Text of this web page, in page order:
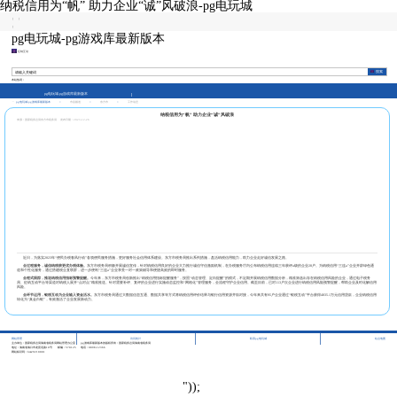
纳税信用为“帆” 助力企业“诚”风破浪-pg电玩城
| |
|
pg电玩城-pg游戏库最新版本
征纳互动
本站热词：
pg电玩城-pg游戏库最新版本
pg电玩城-pg游戏库最新版本 市县频道 东方市 工作动态
纳税信用为“帆” 助力企业“诚”风破浪
来源：国家税务总局东方市税务局 发布日期：2023-12-26
近日，为落实2023年“便民办税春风行动”各项便民服务措施，更好服务社会信用体系建设。东方市税务局推出系列措施，盘活纳税信用能力，助力企业走好诚信发展之路。
全过程服务，诚信纳税获更优办税体验。 东方市税务局积极开展诚信宣传，针对纳税信用良好的企业大力推行诚信守信激励机制， 在办税服务厅内公布纳税信用连续三年获评 a级的企业28户 。为纳税信用
“三连a”企业开辟绿色通
道和个性化服务，通过搭建税企直联群，进一步便利“三连a”企业享受一对一政策辅导和便捷高效的即时服务。
全程式跟踪，推送纳税信用指标预警提醒。 今年来，东方市税务局创新推出“纳税信用指标提醒服务”，按照“动态管理、定向提醒”的模式，不定期开展纳税信用数据分析，精准筛选出存在纳税信用风险的企业，通过电子税务
局、征纳互动平台等渠道对纳税人展开“点对点”精准推送。针对需要补评、复评的企业进行实施动态监控和“网格化”管理服务，全流程守护企业信用。截至目前，已对113户次企业进行纳税信用风险预警提醒，帮助企业及时化解信用
风险。
全环节运用，银税互动为企业输入资金活水。 东方市税务局通过大数据信息互通、数据共享等方式将纳税信用评价结果与 银行信用资源 并轨对接，今年来共有 95户企业通过“银税互动”平台获得4835.1万元信用贷款，企业纳税信用
转化为“真金白银”，有效激活了企业发展新动力。
网站管理 访问统计 联系pg电玩城
站点地图
主办单位：国家税务总局海南省税务局网站管理办公室
pg游戏库最新版本的版权所有：国家税务总局海南省税务局
地址：海南省海口市龙昆北路10号
邮编：570125
电话：0898-12366
网站标识码：bm29210001
"));